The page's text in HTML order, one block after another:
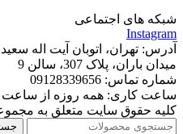
شبکه های اجتماعی
Instagram
آدرس: تهران، اتوبان آیت اله
میدان باران، پلاک 307، سالن 9
شماره تماس: 09128339656
ساعت کاری: همه روزه از ساعت 10 الی 18
کلیه حقوق سایت متعلق به